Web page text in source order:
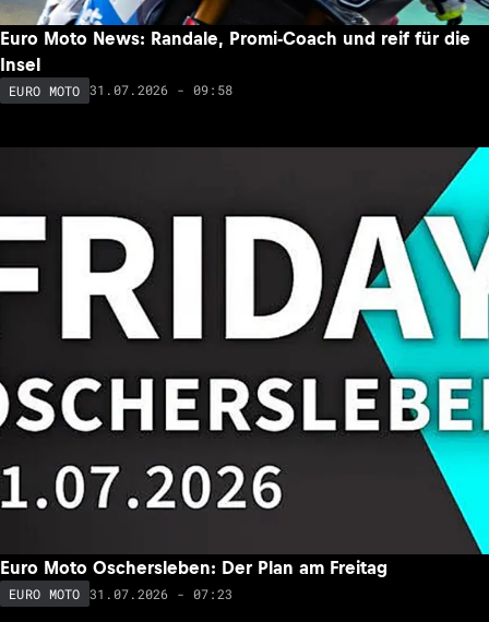
Euro Moto News: Randale, Promi-Coach und reif für die
Insel
EURO MOTO 31.07.2026 - 09:58
Euro Moto Oschersleben: Der Plan am Freitag
EURO MOTO 31.07.2026 - 07:23